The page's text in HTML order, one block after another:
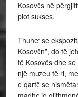
Kosovës në
plot sukses.
Thuhet se
Kosovën”, do të
të Kosovës dhe
një muzeu të ri,
e qartë se
madhe jo